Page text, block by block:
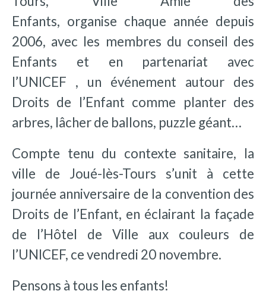
Enfants, organise chaque année depuis
2006, avec les membres du conseil des
Enfants et en partenariat avec
l’UNICEF , un événement autour des
Droits de l’Enfant comme planter des
arbres, lâcher de ballons, puzzle géant…
Compte tenu du contexte sanitaire, la
ville de Joué-lès-Tours s’unit à cette
journée anniversaire de la convention des
Droits de l’Enfant, en éclairant la façade
de l’Hôtel de Ville aux couleurs de
l’UNICEF, ce vendredi 20 novembre.
Pensons à tous les enfants!